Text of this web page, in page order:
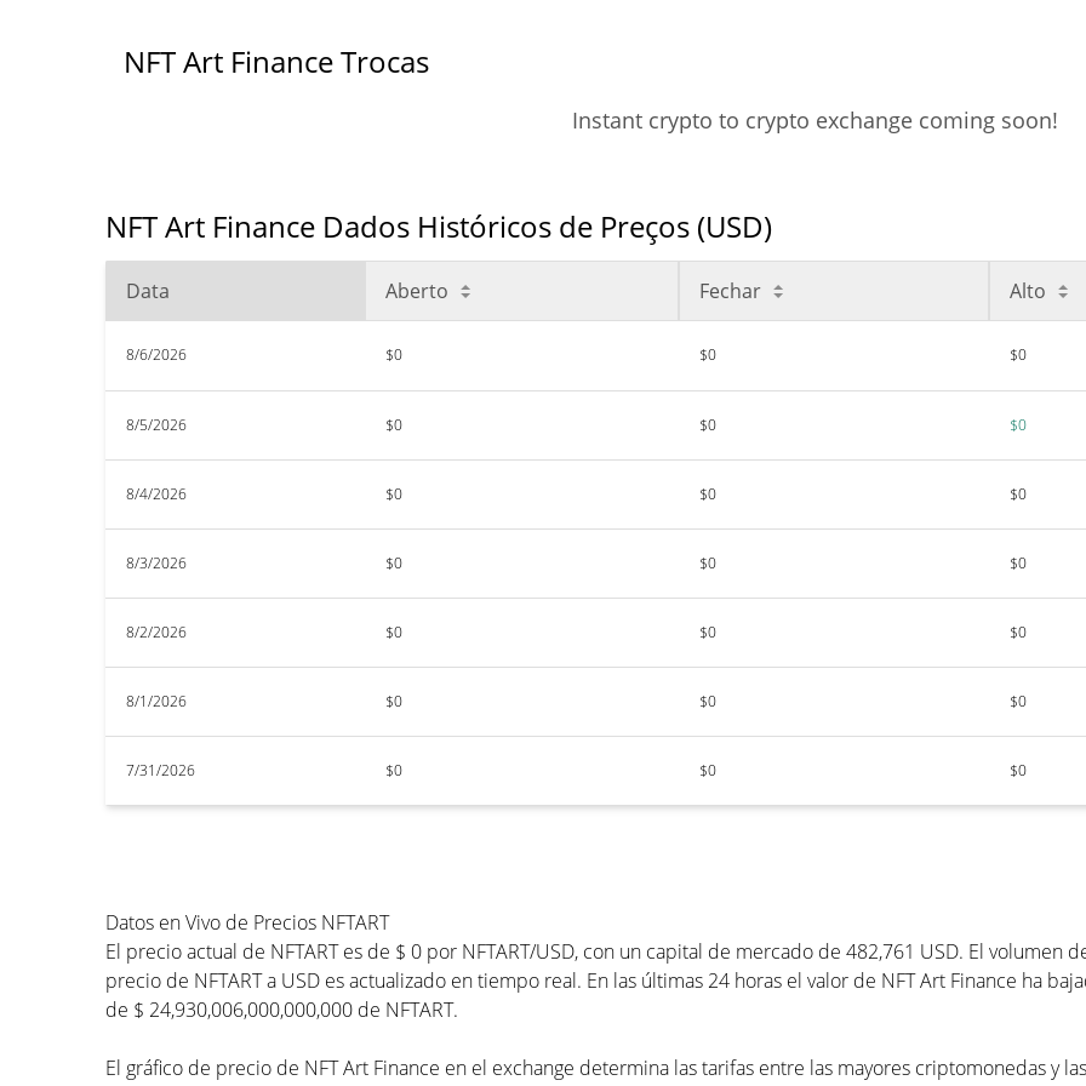
NFT Art Finance Trocas
Instant crypto to crypto exchange coming soon!
NFT Art Finance Dados Históricos de Preços (USD)
Data Aberto Fechar Alto
8/6/2026 $0 $0 $0
8/5/2026 $0 $0 $0
8/4/2026 $0 $0 $0
8/3/2026 $0 $0 $0
8/2/2026 $0 $0 $0
8/1/2026 $0 $0 $0
7/31/2026 $0 $0 $0
Datos en Vivo de Precios NFTART
El precio actual de NFTART es de $ 0 por NFTART/USD, con un capital de mercado de 482,761 USD. El volumen
precio de NFTART a USD es actualizado en tiempo real. En las últimas 24 horas el valor de NFT Art Finance ha
de $ 24,930,006,000,000,000 de NFTART.
El gráfico de precio de NFT Art Finance en el exchange determina las tarifas entre las mayores criptomonedas y